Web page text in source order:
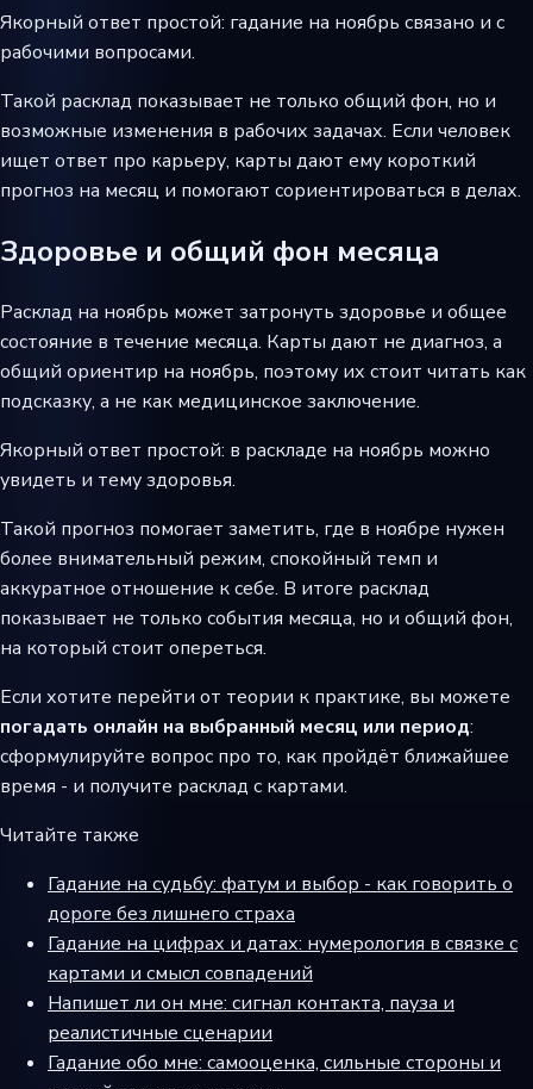
Якорный ответ простой: гадание на ноябрь связано и с
рабочими вопросами.
Такой расклад показывает не только общий фон, но и
возможные изменения в рабочих задачах. Если человек
ищет ответ про карьеру, карты дают ему короткий
прогноз на месяц и помогают сориентироваться в делах.
Здоровье и общий фон месяца
Расклад на ноябрь может затронуть здоровье и общее
состояние в течение месяца. Карты дают не диагноз, а
общий ориентир на ноябрь, поэтому их стоит читать как
подсказку, а не как медицинское заключение.
Якорный ответ простой: в раскладе на ноябрь можно
увидеть и тему здоровья.
Такой прогноз помогает заметить, где в ноябре нужен
более внимательный режим, спокойный темп и
аккуратное отношение к себе. В итоге расклад
показывает не только события месяца, но и общий фон,
на который стоит опереться.
Если хотите перейти от теории к практике, вы можете
погадать онлайн на выбранный месяц или период:
сформулируйте вопрос про то, как пройдёт ближайшее
время - и получите расклад с картами.
Читайте также
Гадание на судьбу: фатум и выбор - как говорить о
дороге без лишнего страха
Гадание на цифрах и датах: нумерология в связке с
картами и смысл совпадений
Напишет ли он мне: сигнал контакта, пауза и
реалистичные сценарии
Гадание обо мне: самооценка, сильные стороны и